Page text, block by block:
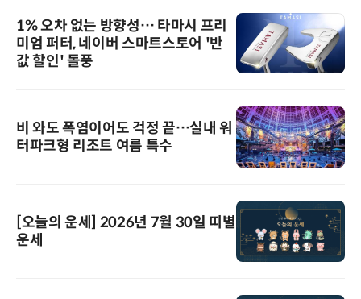
1% 오차 없는 방향성… 타마시 프리
미엄 퍼터, 네이버 스마트스토어 '반
값 할인' 돌풍
비 와도 폭염이어도 걱정 끝…실내 워
터파크형 리조트 여름 특수
[오늘의 운세] 2026년 7월 30일 띠별
운세